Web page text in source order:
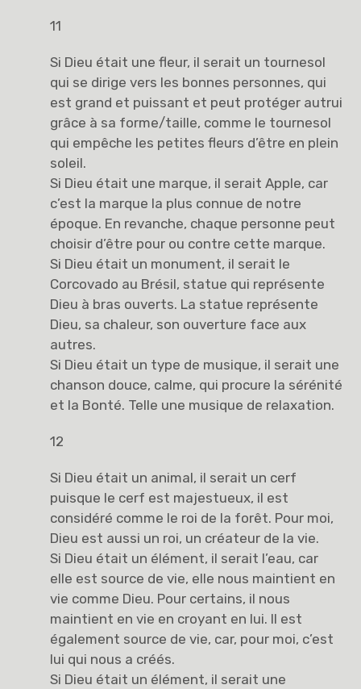
11
Si Dieu était une fleur, il serait un tournesol
qui se dirige vers les bonnes personnes, qui
est grand et puissant et peut protéger autrui
grâce à sa forme/taille, comme le tournesol
qui empêche les petites fleurs d’être en plein
soleil.
Si Dieu était une marque, il serait Apple, car
c’est la marque la plus connue de notre
époque. En revanche, chaque personne peut
choisir d’être pour ou contre cette marque.
Si Dieu était un monument, il serait le
Corcovado au Brésil, statue qui représente
Dieu à bras ouverts. La statue représente
Dieu, sa chaleur, son ouverture face aux
autres.
Si Dieu était un type de musique, il serait une
chanson douce, calme, qui procure la sérénité
et la Bonté. Telle une musique de relaxation.
12
Si Dieu était un animal, il serait un cerf
puisque le cerf est majestueux, il est
considéré comme le roi de la forêt. Pour moi,
Dieu est aussi un roi, un créateur de la vie.
Si Dieu était un élément, il serait l’eau, car
elle est source de vie, elle nous maintient en
vie comme Dieu. Pour certains, il nous
maintient en vie en croyant en lui. Il est
également source de vie, car, pour moi, c’est
lui qui nous a créés.
Si Dieu était un élément, il serait une